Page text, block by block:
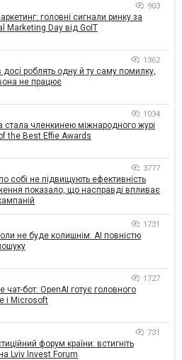
903
головні сигнали ринку за
Marketing Day від GoIT
1362
досі роблять одну й ту саму помилку,
не працює
1034
стала членкинею міжнародного журі
the Best Effie Awards
3777
собі не підвищують ефективність
показало, що насправді впливає
1731
не буде колишнім: AI повністю
1727
чат-бот: OpenAI готує головного
і Microsoft
731
форум країни: встигніть
Lviv Invest Forum